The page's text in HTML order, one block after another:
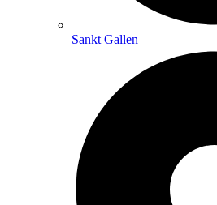
Sankt Gallen